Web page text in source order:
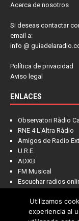
Acerca de nosotros
Si deseas contactar
email a:
info @
Política de privacidad
Aviso legal
ENLACES
Observatori Ràdio
RNE 4 L'Altra Ràdio
Amigos de Radio
U.R.E.
ADXB
FM Musical
Escuchar radios
Utilizamos
experiencia al